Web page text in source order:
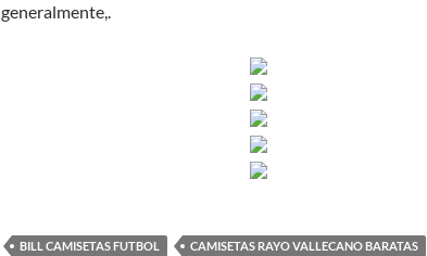
generalmente,.
BILL CAMISETAS FUTBOL
CAMISETAS RAYO VALLECANO BARATAS